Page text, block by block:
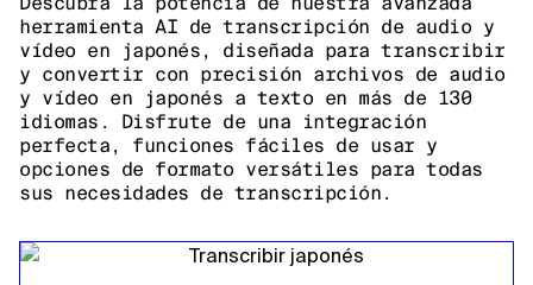
herramienta AI de transcripción de audio y
vídeo en japonés, diseñada para transcribir
y convertir con precisión archivos de audio
y vídeo en japonés a texto en más de 130
idiomas. Disfrute de una integración
perfecta, funciones fáciles de usar y
opciones de formato versátiles para todas
sus necesidades de transcripción.